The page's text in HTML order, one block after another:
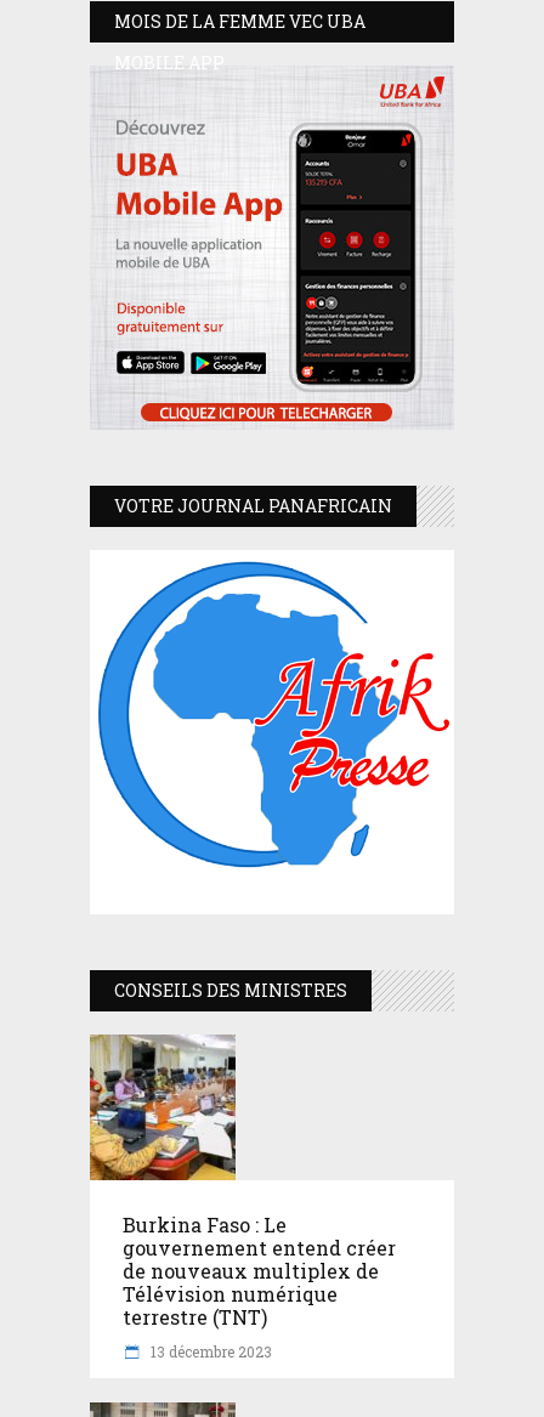
MOIS DE LA FEMME VEC UBA
MOBILE APP
VOTRE JOURNAL PANAFRICAIN
CONSEILS DES MINISTRES
Burkina Faso : Le
gouvernement entend créer
de nouveaux multiplex de
Télévision numérique
terrestre (TNT)
13 décembre 2023